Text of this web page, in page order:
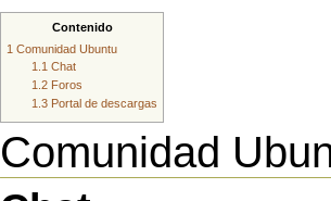
Contenido
1 Comunidad Ubuntu
1.1 Chat
1.2 Foros
1.3 Portal de descargas
Comunidad